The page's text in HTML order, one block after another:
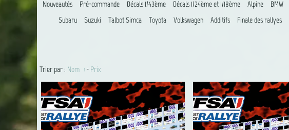
Nouveautés Pré-commande Décals 1/43ème Décals 1/24ème et 1/18ème Alpine BMW
Subaru
Suzuki Talbot Simca Toyota Volkswagen Additifs Finale des rallyes
Trier par : Nom - Prix